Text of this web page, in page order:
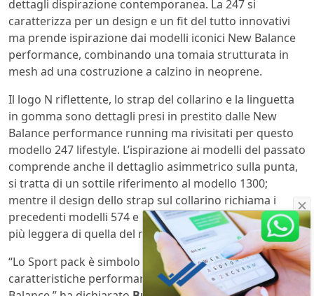
dettagli dispirazione contemporanea. La 247 si
caratterizza per un design e un fit del tutto innovativi
ma prende ispirazione dai modelli iconici New Balance
performance, combinando una tomaia strutturata in
mesh ad una costruzione a calzino in neoprene.
Il logo N riflettente, lo strap del collarino e la linguetta
in gomma sono dettagli presi in prestito dalle New
Balance performance running ma rivisitati per questo
modello 247 lifestyle. L’ispirazione ai modelli del passato
comprende anche il dettaglio asimmetrico sulla punta,
si tratta di un sottile riferimento al modello 1300;
mentre il design dello strap sul collarino richiama i
precedenti modelli 574 e 576; lintersuola è una versione
più leggera di quella del modello 998.
“Lo Sport pack è simbolo dell’innovazione e delle
caratteristiche performance del prodotto running New